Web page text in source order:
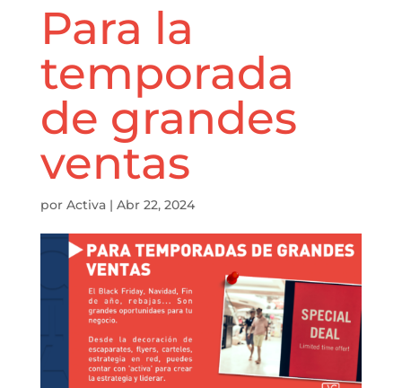
Para la
temporada
de grandes
ventas
por Activa| Abr 22, 2024